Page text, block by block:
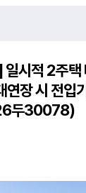
시적 2주택
연장 시 전입
두30078)